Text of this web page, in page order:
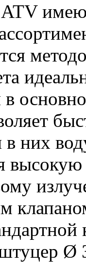
в
них
высокую
Ø